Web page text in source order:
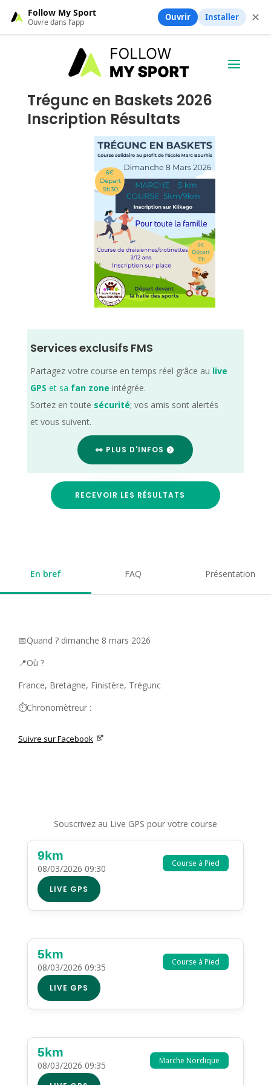
Trégunc en Baskets 2026
Inscription Résultats
Services exclusifs FMS
Partagez votre course en temps réel grâce au live
GPS et sa fan zone intégrée.
Sortez en toute sécurité; vos amis sont alertés
et vous suivent.
👀 PLUS D'INFOS
RECEVOIR LES RÉSULTATS
En bref FAQ Présentation
📅Quand ? dimanche 8 mars 2026
📍Où ?
France, Bretagne, Finistère, Trégunc
⏱️Chronomètreur :
Suivre sur Facebook
Souscrivez au Live GPS pour votre course
Course à Pied
9km
08/03/2026 09:30
LIVE GPS
Course à Pied
5km
08/03/2026 09:35
LIVE GPS
Marche Nordique
5km
08/03/2026 09:35
Follow My Sport
Ouvre dans l’app Ouvrir Installer ✕